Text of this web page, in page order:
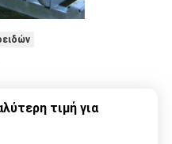
τιμή για